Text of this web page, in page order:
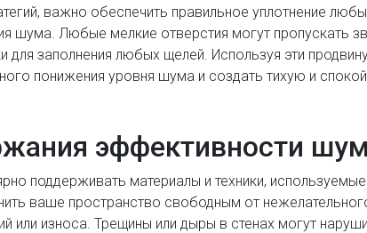
важно обеспечить правильное уплотнение
шума. Любые мелкие отверстия могут пропускать
для заполнения любых щелей. Используя эти
понижения уровня шума и создать тихую и
эффективности
поддерживать материалы и техники,
ваше пространство свободным от
или износа. Трещины или дыры в стенах могут